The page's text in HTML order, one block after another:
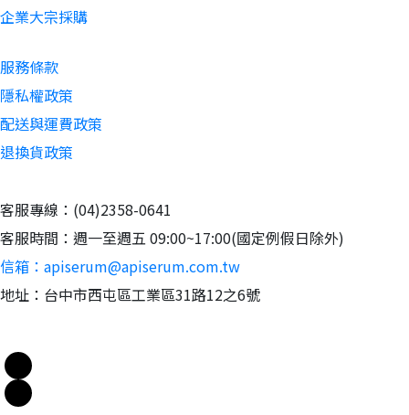
企業大宗採購
服務條款
隱私權政策
配送與運費政策
退換貨政策
客服專線：(04)2358-0641
客服時間：週一至週五 09:00~17:00(國定例假日除外)
信箱：apiserum@apiserum.com.tw
地址：台中市西屯區工業區31路12之6號